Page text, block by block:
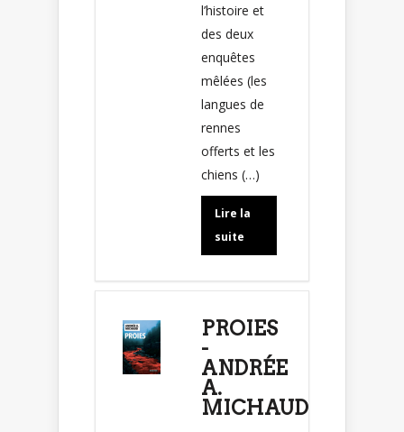
l’histoire et
des deux
enquêtes
mêlées (les
langues de
rennes
offerts et les
chiens (…)
Lire la
suite
PROIES
-
ANDRÉE
A.
MICHAUD